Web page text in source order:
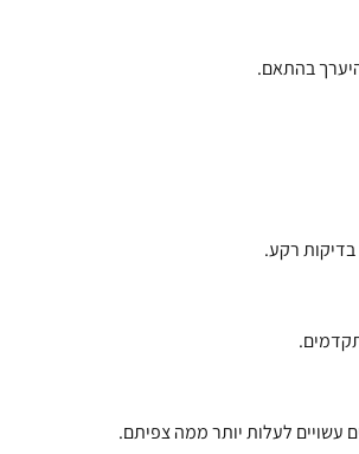
בהתאם.
רקע.
עשויים לעלות יותר ממה צפיתם.